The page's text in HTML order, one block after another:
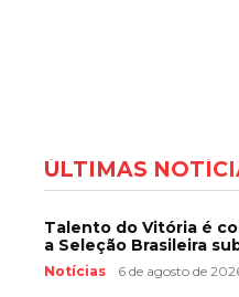
ÚLTIMAS
Talento do Vitória é
a Seleção Brasileira
Notícias 6 de agosto de